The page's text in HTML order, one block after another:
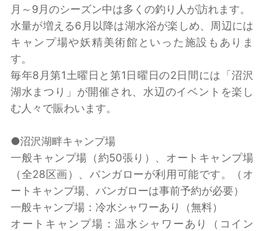
月～9月のシーズン中は多くの釣り人が訪れます。
水量が増える6月以降は湖水浴が楽しめ、周辺には
キャンプ場や妖精美術館といった施設もありま
す。
毎年8月第1土曜日と第1日曜日の2日間には「沼沢
湖水まつり」が開催され、水辺のイベントを楽し
む人々で賑わいます。
●沼沢湖畔キャンプ場
一般キャンプ場（約50張り）、オートキャンプ場
（全28区画）、バンガローが利用可能です。（オ
ートキャンプ場、バンガローは事前予約が必要）
一般キャンプ場：冷水シャワーあり（無料）
オートキャンプ場：温水シャワーあり（コイン